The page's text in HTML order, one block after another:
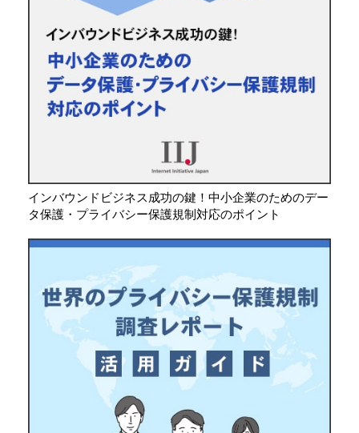
インバウンドビジネス成功の鍵！中小企業のためのデー
タ保護・プライバシー保護規制対応のポイント